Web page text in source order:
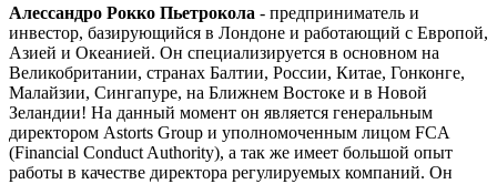
Алессандро Рокко Пьетрокола - предприниматель и
инвестор, базирующийся в Лондоне и работающий с Европой,
Азией и Океанией. Он специализируется в основном на
Великобритании, странах Балтии, России, Китае, Гонконге,
Малайзии, Сингапуре, на Ближнем Востоке и в Новой
Зеландии! На данный момент он является генеральным
директором Astorts Group и уполномоченным лицом FCA
(Financial Conduct Authority), а так же имеет большой опыт
работы в качестве директора регулируемых компаний. Он